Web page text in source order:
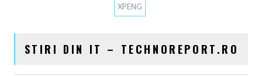
XPENG
STIRI DIN IT – TECHNOREPORT.RO